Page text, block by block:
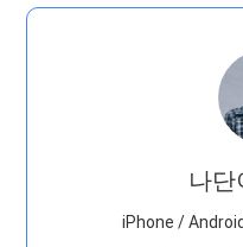
나단
iPhone /